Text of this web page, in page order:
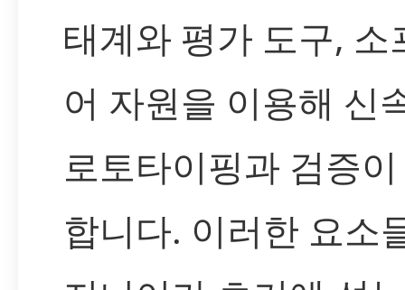
태계와 평가 도구, 소
어 자원을 이용해 신
로토타이핑과 검증
합니다. 이러한 요소